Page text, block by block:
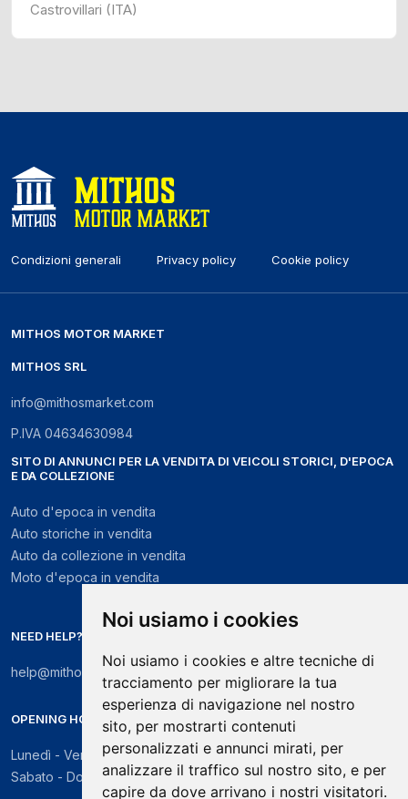
Noi usiamo i cookies
Noi usiamo i cookies e altre tecniche di
tracciamento per migliorare la tua
esperienza di navigazione nel nostro
sito, per mostrarti contenuti
personalizzati e annunci mirati, per
analizzare il traffico sul nostro sito, e per
capire da dove arrivano i nostri visitatori.
Castrovillari (ITA)
Condizioni generali Privacy policy Cookie policy
MITHOS MOTOR MARKET
MITHOS SRL
info@mithosmarket.com
P.IVA 04634630984
SITO DI ANNUNCI PER LA VENDITA DI VEICOLI STORICI, D'EPOCA
E DA COLLEZIONE
Auto d'epoca in vendita
Auto storiche in vendita
Auto da collezione in vendita
Moto d'epoca in vendita
NEED HELP?
help@mithosmarket.com
OPENING HOURS
Lunedì - Venerdì: 09:00 - 17:30
Sabato - Domenica: chiuso